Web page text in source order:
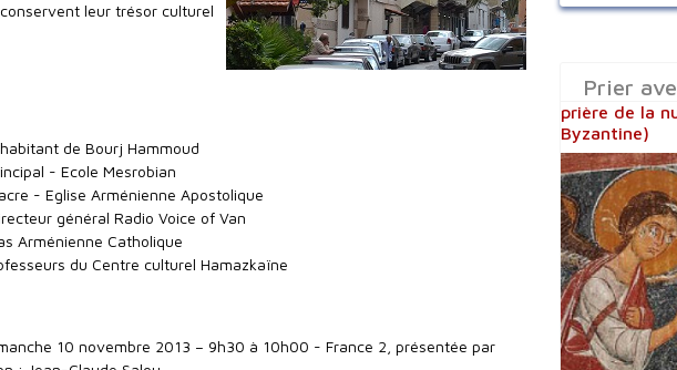
leur trésor culturel
de Bourj Hammoud
- Ecole Mesrobian
- Eglise Arménienne Apostolique
général Radio Voice of Van
Arménienne Catholique
du Centre culturel Hamazkaïne
10 novembre 2013 – 9h30 à 10h00 - France 2, présentée par
Prier
prière de la
Byzantine)